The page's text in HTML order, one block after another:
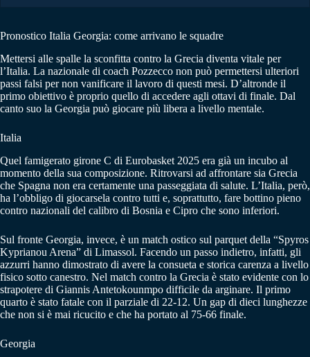
Pronostico Italia Georgia: come arrivano le squadre
Mettersi alle spalle la sconfitta contro la Grecia diventa vitale per
l’Italia. La nazionale di coach Pozzecco non può permettersi ulteriori
passi falsi per non vanificare il lavoro di questi mesi. D’altronde il
primo obiettivo è proprio quello di accedere agli ottavi di finale. Dal
canto suo la Georgia può giocare più libera a livello mentale.
Italia
Quel famigerato girone C di Eurobasket 2025 era già un incubo al
momento della sua composizione. Ritrovarsi ad affrontare sia Grecia
che Spagna non era certamente una passeggiata di salute. L’Italia, però,
ha l’obbligo di giocarsela contro tutti e, soprattutto, fare bottino pieno
contro nazionali del calibro di Bosnia e Cipro che sono inferiori.
Sul fronte Georgia, invece, è un match ostico sul parquet della “Spyros
Kyprianou Arena” di Limassol. Facendo un passo indietro, infatti, gli
azzurri hanno dimostrato di avere la consueta e storica carenza a livello
fisico sotto canestro. Nel match contro la Grecia è stato evidente con lo
strapotere di Giannis Antetokounmpo difficile da arginare. Il primo
quarto è stato fatale con il parziale di 22-12. Un gap di dieci lunghezze
che non si è mai ricucito e che ha portato al 75-66 finale.
Georgia